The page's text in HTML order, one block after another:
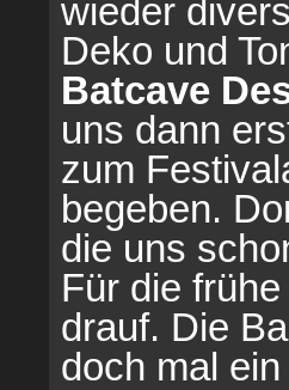
wieder
Deko und
Batcave
uns dann
zum
begeben.
die uns
Für die
drauf. Die
doch mal